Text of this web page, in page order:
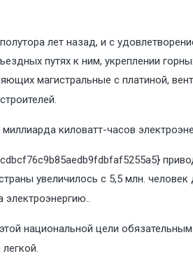
лет назад, и с
путях к ним, укреплении
магистральные с платиной,
киловатт-часов
увеличилось с 5,5 млн. человек
национальной цели